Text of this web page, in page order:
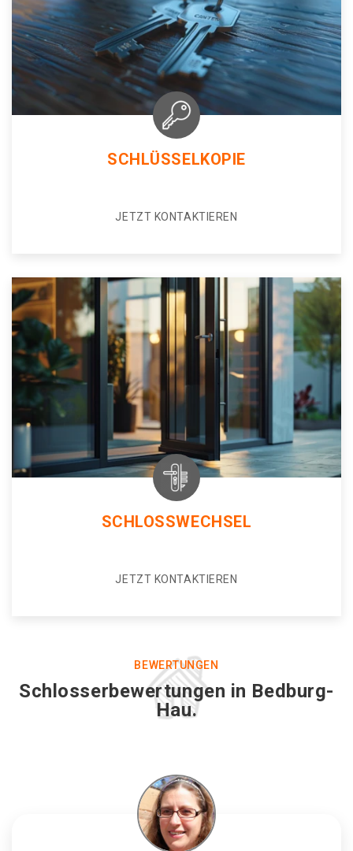
SCHLÜSSELKOPIE
JETZT KONTAKTIEREN
SCHLOSSWECHSEL
JETZT KONTAKTIEREN
BEWERTUNGEN
Schlosserbewertungen in Bedburg-
Hau.